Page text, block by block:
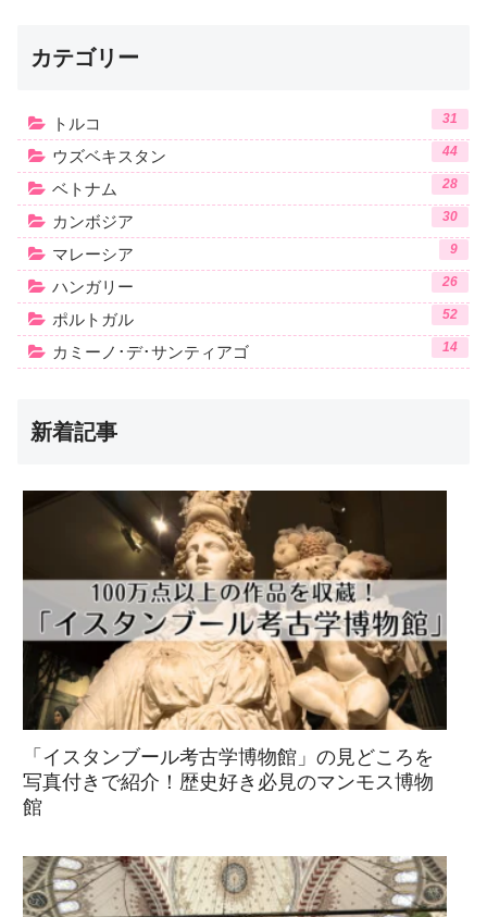
カテゴリー
トルコ 31
ウズベキスタン 44
ベトナム 28
カンボジア 30
マレーシア 9
ハンガリー 26
ポルトガル 52
カミーノ･デ･サンティアゴ 14
新着記事
「イスタンブール考古学博物館」の見どころを
写真付きで紹介！歴史好き必見のマンモス博物
館